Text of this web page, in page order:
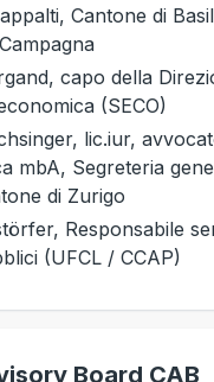
Cantone di
Campagna
capo della
(SECO)
lic.iur,
mbA, Segreteria
di Zurigo
Responsabile
(UFCL / CCAP)
Board CAB